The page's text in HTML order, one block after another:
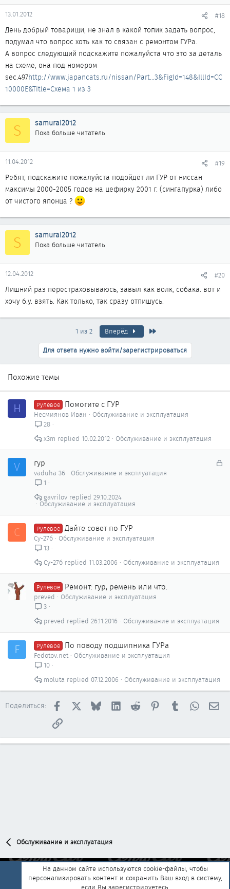
13.01.2012 #18
День добрый товарищи, не знал в какой топик задать вопрос,
подумал что вопрос хоть как то связан с ремонтом ГУРа.
А вопрос следующий подскажите пожалуйста что это за деталь
на схеме, она под номером
sec.497http://www.japancats.ru/nissan/Part...3&FigId=148&IllId=CC
10000E&Title=Схема 1 из 3
S samurai2012
Пока больше читатель
11.04.2012 #19
Ребят, подскажите пожалуйста подойдёт ли ГУР от ниссан
максимы 2000-2005 годов на цефирку 2001 г. (сингапурка) либо
от чистого японца ?
S samurai2012
Пока больше читатель
12.04.2012 #20
Лишний раз перестраховываюсь, завыл как волк, собака. вот и
хочу б.у. взять. Как только, так сразу отпишусь.
1 из 2 Вперёд
Для ответа нужно войти/зарегистрироваться
Похожие темы
Н Рулевое Помогите с ГУР
Несмиянов Иван
Обслуживание и эксплуатация
28
Обслуживание и эксплуатация
10.02.2012
x3m
V
З
гур
vaduha 36
Обслуживание и эксплуатация
1
Обслуживание и эксплуатация
29.10.2024
gavrilov
С Рулевое Дайте совет по ГУР
Су-27б
Обслуживание и эксплуатация
13
Обслуживание и эксплуатация
11.03.2006
Су-27б
Рулевое Ремонт: гур, ремень или что.
preved
Обслуживание и эксплуатация
3
Обслуживание и эксплуатация
26.11.2016
preved
F Рулевое По поводу подшипника ГУРа
Fedotov.net
Обслуживание и эксплуатация
10
Обслуживание и эксплуатация
07.12.2006
moluta
Поделиться: Facebook BlueskyLinkedInReddit PinterestTumblr
Ссылка
Обслуживание и эксплуатация
Обратная связь Условия и правила
На данном сайте используются cookie-файлы, чтобы
персонализировать контент и сохранить Ваш вход в систему,